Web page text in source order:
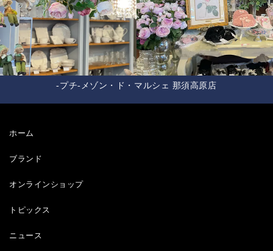
-プチ-メゾン・ド・マルシェ 那須高原店
ホーム
ブランド
オンラインショップ
トピックス
ニュース